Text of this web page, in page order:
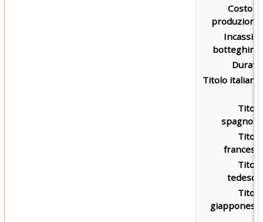
Costo di
produzione:
Incassi al
botteghino:
Durata:
Titolo italiano:
Titolo
spagnolo:
Titolo
francese:
Titolo
tedesco:
Titolo
giapponese: